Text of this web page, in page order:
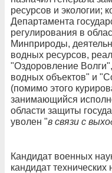
ресурсов и экологии;
Департамента
регулирования в
Минприроды,
водных ресурсов,
"Оздоровление
водных объектов" и
(помимо этого
занимающийся
области защиты
уволен "в связи с
Кандидат военных
кандидат